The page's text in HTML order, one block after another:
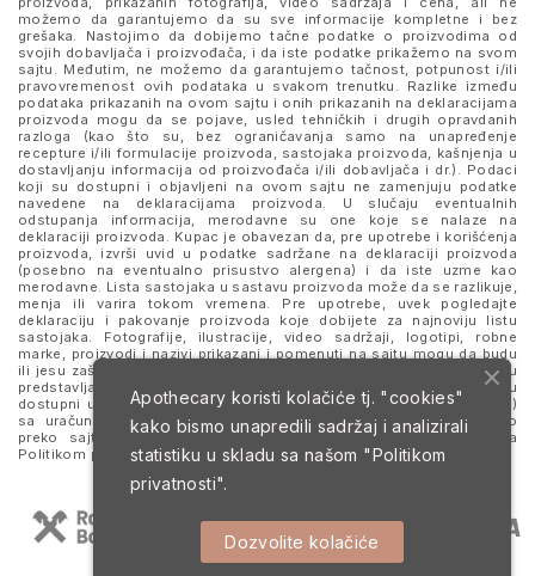
možemo da garantujemo da su sve informacije kompletne i bez
grešaka. Nastojimo da dobijemo tačne podatke o proizvodima od
svojih dobavljača i proizvođača, i da iste podatke prikažemo na svom
sajtu. Međutim, ne možemo da garantujemo tačnost, potpunost i/ili
pravovremenost ovih podataka u svakom trenutku. Razlike između
podataka prikazanih na ovom sajtu i onih prikazanih na deklaracijama
proizvoda mogu da se pojave, usled tehničkih i drugih opravdanih
razloga (kao što su, bez ograničavanja samo na unapređenje
recepture i/ili formulacije proizvoda, sastojaka proizvoda, kašnjenja u
dostavljanju informacija od proizvođača i/ili dobavljača i dr.). Podaci
koji su dostupni i objavljeni na ovom sajtu ne zamenjuju podatke
navedene na deklaracijama proizvoda. U slučaju eventualnih
odstupanja informacija, merodavne su one koje se nalaze na
deklaraciji proizvoda. Kupac je obavezan da, pre upotrebe i korišćenja
proizvoda, izvrši uvid u podatke sadržane na deklaraciji proizvoda
(posebno na eventualno prisustvo alergena) i da iste uzme kao
merodavne. Lista sastojaka u sastavu proizvoda može da se razlikuje,
menja ili varira tokom vremena. Pre upotrebe, uvek pogledajte
deklaraciju i pakovanje proizvoda koje dobijete za najnoviju listu
sastojaka. Fotografije, ilustracije, video sadržaji, logotipi, robne
marke, proizvodi i nazivi prikazani i pomenuti na sajtu mogu da budu
ili jesu zaštitni znaci njihovih kompanija. Proizvodi prikazani na sajtu
predstavljaju deo ponude za poručivanje i ne podrazumeva se da su
dostupni u svakom trenutku. Sve cene su izražene u dinarima (RSD)
sa uračunatim PDV-om, dok je poručivanje omogućeno isključivo
preko sajta. Nastavkom i upotrebom ovog sajta slažete se sa
Politikom privatnostiiUslovima korišćenja i prodaje.
Apothecary koristi kolačiće tj. "cookies"
kako bismo unapredili sadržaj i analizirali
statistiku u skladu sa našom "Politikom
privatnosti".
Dozvolite kolačiće